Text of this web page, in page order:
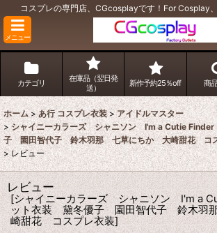
コスプレの専門店、CGcosplayです！For Cosplay
メニュー
カテゴリ
在庫品（翌日発
送）
新作予約25％off 商
ホーム > あ行 コスプレ衣装 > アイドルマスター
> シャイニーカラーズ シャニソン I'm a Cutie
子 園田智代子 鈴木羽那 七草にちか 大崎甜花 コ
> レビュー
レビュー
[シャイニーカラーズ シャニソン I'm a
ット衣装 黛冬優子 園田智代子 鈴木羽
崎甜花 コスプレ衣装]